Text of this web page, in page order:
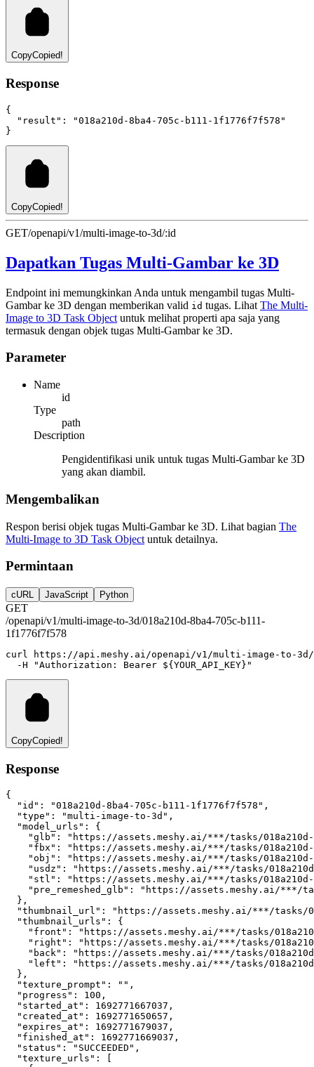
CopyCopied!
Response
{
"result" :
"018a210d-8ba4-705c-b111-1f1776f7f578"
}
CopyCopied!
GET/openapi/v1/multi-image-to-3d/:id
Dapatkan Tugas Multi-Gambar ke 3D
Endpoint ini memungkinkan Anda untuk mengambil tugas Multi-
Gambar ke 3D dengan memberikan valid id tugas. Lihat The Multi-
Image to 3D Task Object untuk melihat properti apa saja yang
termasuk dengan objek tugas Multi-Gambar ke 3D.
Parameter
Name
id
Type
path
Description
Pengidentifikasi unik untuk tugas Multi-Gambar ke 3D
yang akan diambil.
Mengembalikan
Respon berisi objek tugas Multi-Gambar ke 3D. Lihat bagian The
Multi-Image to 3D Task Object untuk detailnya.
Permintaan
cURL JavaScript Python
GET
/openapi/v1/multi-image-to-3d/018a210d-8ba4-705c-b111-
1f1776f7f578
curl
https://api.meshy.ai/openapi/v1/multi-image-to-3d/
-H
"Authorization: Bearer ${YOUR_API_KEY}"
CopyCopied!
Response
{
"id" : "018a210d-8ba4-705c-b111-1f1776f7f578" ,
"type" : "multi-image-to-3d" ,
"model_urls" :
{
"glb" :
"https://assets.meshy.ai/***/tasks/018a210d-
"fbx" :
"https://assets.meshy.ai/***/tasks/018a210d-
"obj" :
"https://assets.meshy.ai/***/tasks/018a210d-
"usdz" :
"https://assets.meshy.ai/***/tasks/
"stl" :
"https://assets.meshy.ai/***/tasks/
"pre_remeshed_glb" :
"https://assets.meshy.ai/***/
  }
,
"thumbnail_url" :
"https://assets.meshy.ai/***/tasks/
"thumbnail_urls" :
{
"front" :
"https://assets.meshy.ai/***/tasks/
"right" :
"https://assets.meshy.ai/***/tasks/
"back" :
"https://assets.meshy.ai/***/tasks/
"left" :
"https://assets.meshy.ai/***/tasks/
  }
,
"texture_prompt" : "" ,
"progress" : 100 ,
"started_at" : 1692771667037 ,
"created_at" : 1692771650657 ,
"expires_at" : 1692771679037 ,
"finished_at" : 1692771669037 ,
"status" : "SUCCEEDED" ,
"texture_urls" :